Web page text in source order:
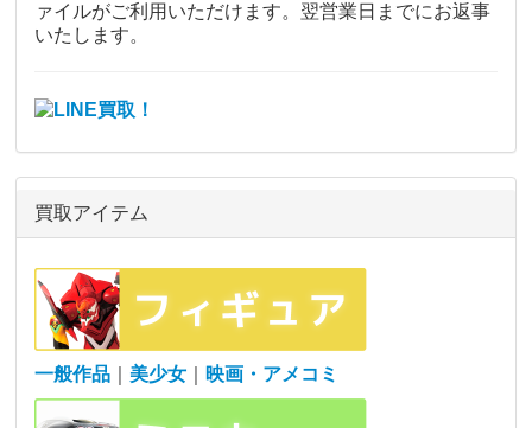
ァイルがご利用いただけます。翌営業日までにお返事
いたします。
買取アイテム
一般作品 美少女 映画・アメコミ